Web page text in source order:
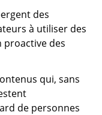
des
à utiliser des
des
qui, sans
de personnes